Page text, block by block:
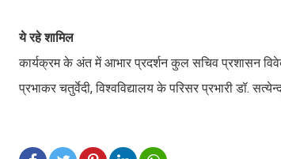
ये रहे शामिल
कार्यक्रम के अंत में आभार प्रदर्शन कुल सचिव प्रशासन
प्रभाकर चतुर्वेदी, विश्वविद्यालय के परिसर प्रभारी डॉ.